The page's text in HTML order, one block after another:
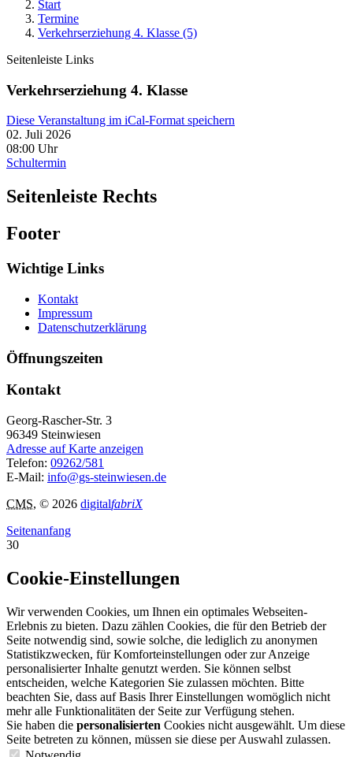
Start
Termine
Verkehrserziehung 4. Klasse (5)
Seitenleiste Links
Verkehrserziehung 4. Klasse
Diese Veranstaltung im iCal-Format speichern
02. Juli 2026
08:00 Uhr
Schultermin
Seitenleiste Rechts
Footer
Wichtige Links
Kontakt
Impressum
Datenschutzerklärung
Öffnungszeiten
Kontakt
Georg-Rascher-Str. 3
96349 Steinwiesen
Adresse auf Karte anzeigen
Telefon: 09262/581
E-Mail: info@gs-steinwiesen.de
CMS, © 2026 digitalfabriX
Seitenanfang
30
Cookie-Einstellungen
Wir verwenden Cookies, um Ihnen ein optimales Webseiten-
Erlebnis zu bieten. Dazu zählen Cookies, die für den Betrieb der
Seite notwendig sind, sowie solche, die lediglich zu anonymen
Statistikzwecken, für Komforteinstellungen oder zur Anzeige
personalisierter Inhalte genutzt werden. Sie können selbst
entscheiden, welche Kategorien Sie zulassen möchten. Bitte
beachten Sie, dass auf Basis Ihrer Einstellungen womöglich nicht
mehr alle Funktionalitäten der Seite zur Verfügung stehen.
Sie haben die personalisierten Cookies nicht ausgewählt. Um diese
Seite betreten zu können, müssen sie diese per Auswahl zulassen.